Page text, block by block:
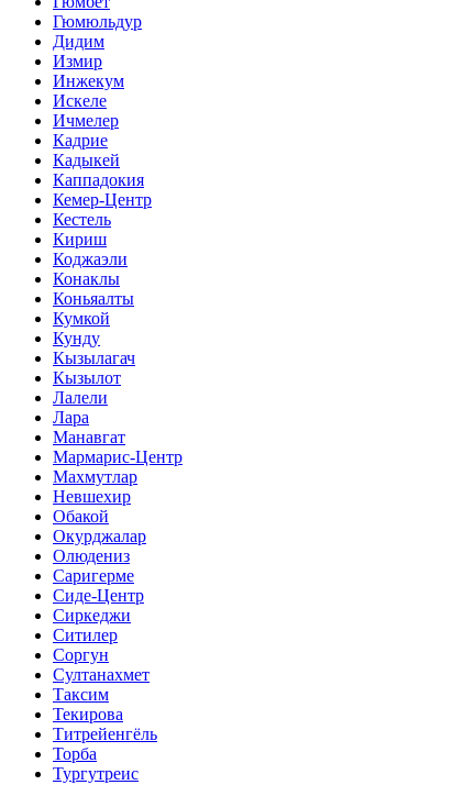
Гюмюльдур
Дидим
Измир
Инжекум
Искеле
Ичмелер
Кадрие
Кадыкей
Каппадокия
Кемер-Центр
Кестель
Кириш
Коджаэли
Конаклы
Коньяалты
Кумкой
Кунду
Кызылагач
Кызылот
Лалели
Лара
Манавгат
Мармарис-Центр
Махмутлар
Невшехир
Обакой
Окурджалар
Олюдениз
Саригерме
Сиде-Центр
Сиркеджи
Ситилер
Соргун
Султанахмет
Таксим
Текирова
Титрейенгёль
Торба
Тургутреис